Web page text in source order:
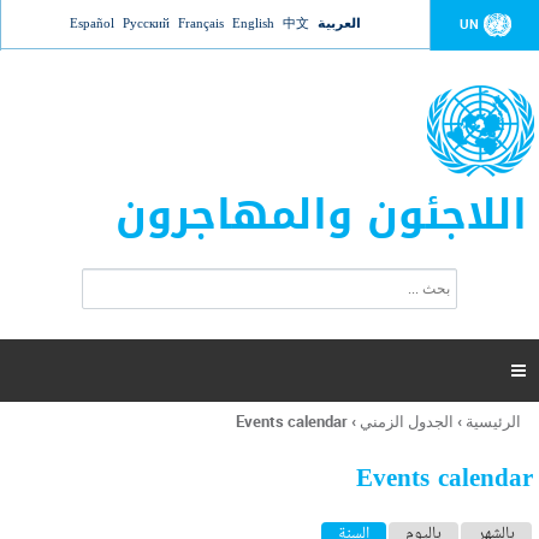
Jump to navigation UN العربية 中文
English
Français
Русский
Español
اللاجئون والمهاجرون
ت
ر
ل
ح
ب

أنت
هنا
الرئيسية › الجدول الزمني ›
Events calendar
Events calendar